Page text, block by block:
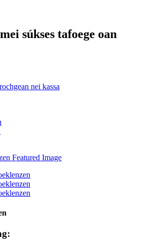
súkses tafoege oan
nei kassa